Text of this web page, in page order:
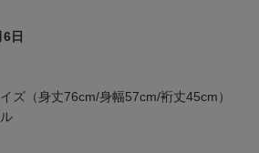
日
ズ（身丈76cm/身幅57cm/裄丈45cm）